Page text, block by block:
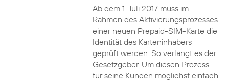
Ab dem 1. Juli 2017 muss im
Rahmen des Aktivierungsprozesses
einer neuen Prepaid-SIM-Karte die
Identität des Karteninhabers
geprüft werden. So verlangt es der
Gesetzgeber. Um diesen Prozess
für seine Kunden möglichst einfach